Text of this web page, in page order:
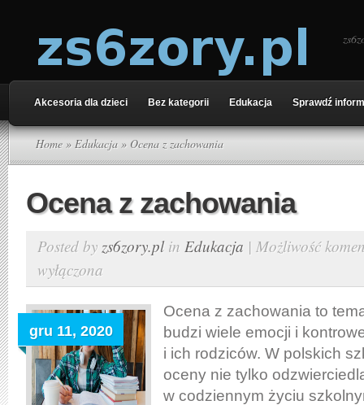
Akcesoria dla dzieci Bez kategorii Edukacja Sprawdź
Home » Edukacja » Ocena z zachowania
Ocena z zachowania
Posted by zs6zory.plin Edukacja | Możliwość
wyłączona
gru 11, 2020
Ocena z zachowania to
budzi wiele emocji i
i ich rodziców. W polskich
oceny nie tylko
w codziennym życiu